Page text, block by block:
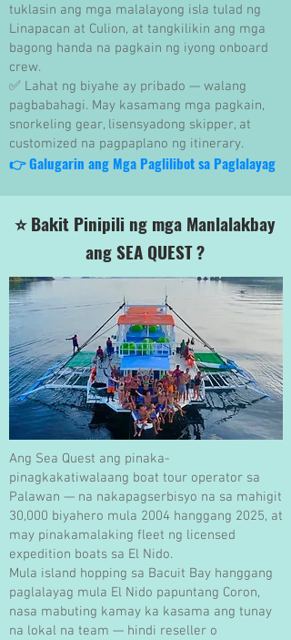
tuklasin ang mga malalayong isla tulad ng
Linapacan at Culion, at tangkilikin ang mga
bagong handa na pagkain ng iyong onboard
crew.
✅ Lahat ng biyahe ay pribado — walang
pagbabahagi. May kasamang mga pagkain,
snorkeling gear, lisensyadong skipper, at
customized na pagpaplano ng itinerary.
👉 Galugarin ang Mga Paglilibot sa Paglalayag
⭐ Bakit Pinipili ng mga Manlalakbay
ang SEA QUEST ?
Ang Sea Quest ang pinaka-
pinagkakatiwalaang boat tour operator sa
Palawan — na nakapagserbisyo na sa mahigit
30,000 biyahero mula 2004 hanggang 2025, at
may pinakamalaking fleet ng licensed
expedition boats sa El Nido.
Mula island hopping sa Bacuit Bay hanggang
paglalayag mula El Nido papuntang Coron,
nasa mabuting kamay ka kasama ang tunay
na lokal na team — hindi reseller o